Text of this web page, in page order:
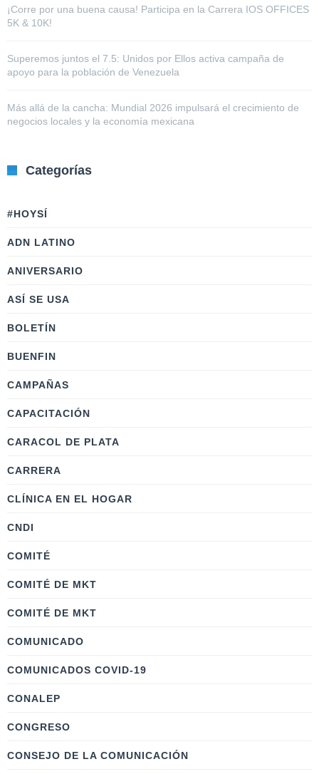
¡Corre por una buena causa! Participa en la Carrera IOS OFFICES
5K & 10K!
Superemos juntos el 7.5: Unidos por Ellos activa campaña de
apoyo para la población de Venezuela
Más allá de la cancha: Mundial 2026 impulsará el crecimiento de
negocios locales y la economía mexicana
Categorías
#HOYSÍ
ADN LATINO
ANIVERSARIO
ASÍ SE USA
BOLETÍN
BUENFIN
CAMPAÑAS
CAPACITACIÓN
CARACOL DE PLATA
CARRERA
CLÍNICA EN EL HOGAR
CNDI
COMITÉ
COMITÉ DE MKT
COMITÉ DE MKT
COMUNICADO
COMUNICADOS COVID-19
CONALEP
CONGRESO
CONSEJO DE LA COMUNICACIÓN